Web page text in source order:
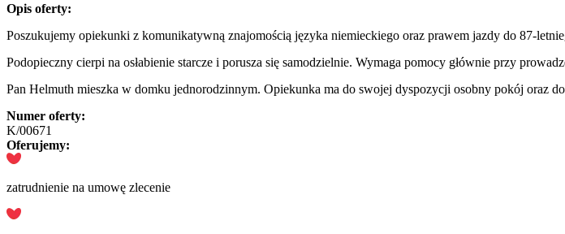
Opis oferty:
Poszukujemy opiekunki z komunikatywną znajomością języka niemieckiego oraz prawem jazdy do 87-
Podopieczny cierpi na osłabienie starcze i porusza się samodzielnie. Wymaga pomocy głównie przy
Pan Helmuth mieszka w domku jednorodzinnym. Opiekunka ma do swojej dyspozycji osobny pokój oraz
Numer oferty:
K/00671
Oferujemy:
zatrudnienie na umowę zlecenie